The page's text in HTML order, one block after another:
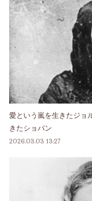
愛という嵐を生きたジョ
きたショパン
2026.03.03 13:27